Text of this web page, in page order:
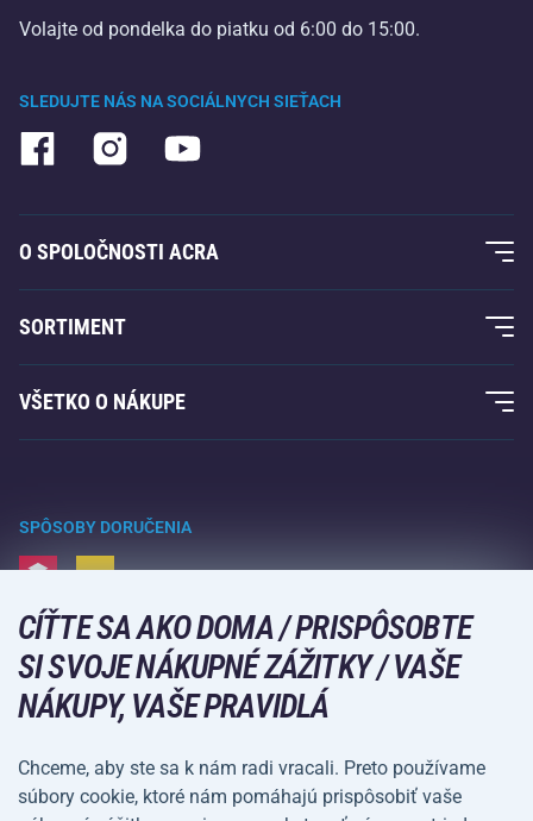
SLEDUJTE NÁS NA SOCIÁLNYCH SIEŤACH
Volajte od pondelka do piatku od 6:00 do 15:00.
O SPOLOČNOSTI ACRA
O nás
Záruka Acra
Kontakty
SORTIMENT
Fitness a posilovanie
Raketové športy
Voľný čas a zábava
Kempovanie a turistika
Bojové športy
Bicykle a kolobežky
Lopové športy
Vodné športy
Športové oblečenie a doplnky
VŠETKO O NÁKUPE
Doprava a platba
SPÔSOBY DORUČENIA
SPÔSOBY PLATBY
CÍŤTE SA AKO DOMA / PRISPÔSOBTE
SI SVOJE NÁKUPNÉ ZÁŽITKY / VAŠE
NÁKUPY, VAŠE PRAVIDLÁ
Chceme, aby ste sa k nám radi vracali. Preto používame
súbory cookie, ktoré nám pomáhajú prispôsobiť vaše